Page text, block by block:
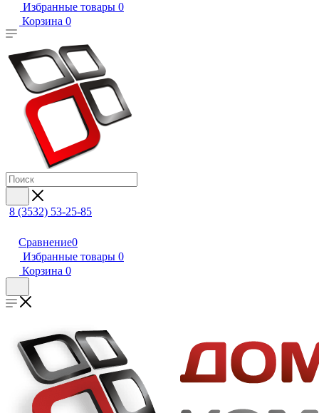
Избранные товары 0
Корзина 0
8 (3532) 53-25-85
Сравнение0
Избранные товары 0
Корзина 0